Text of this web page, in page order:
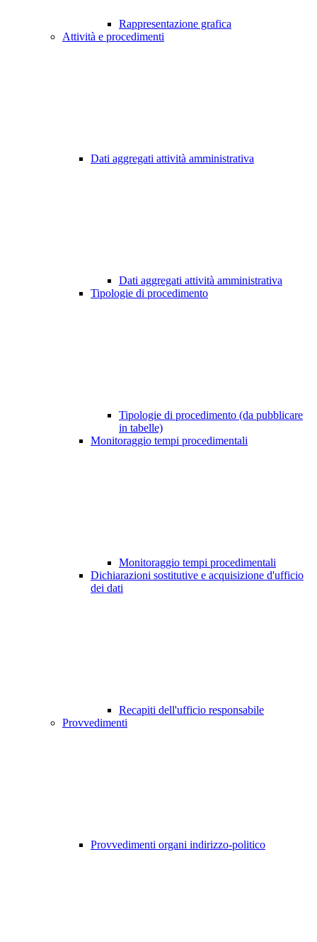
Rappresentazione grafica
Attività e procedimenti
Dati aggregati attività amministrativa
Dati aggregati attività amministrativa
Tipologie di procedimento
Tipologie di procedimento (da pubblicare
in tabelle)
Monitoraggio tempi procedimentali
Monitoraggio tempi procedimentali
Dichiarazioni sostitutive e acquisizione d'ufficio
dei dati
Recapiti dell'ufficio responsabile
Provvedimenti
Provvedimenti organi indirizzo-politico